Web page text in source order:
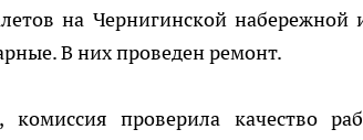
на Чернигинской
В них проведен ремонт.
комиссия проверила качество